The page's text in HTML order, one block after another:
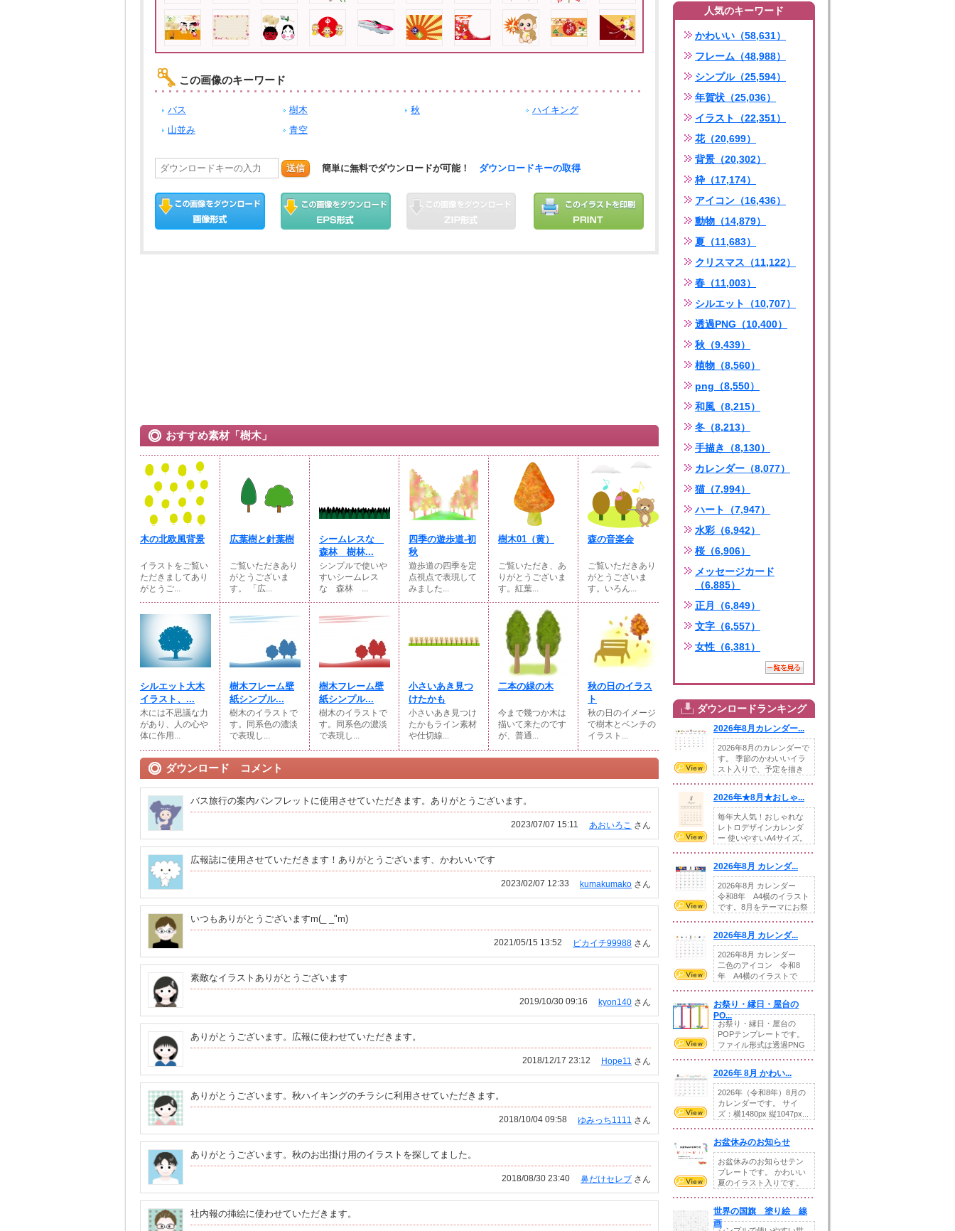
この画像のキーワード
バス 樹木 秋
ハイキング
山並み
青空
送信 簡単に無料でダウンロードが可能！ ダウンロードキーの取得
おすすめ素材「樹木」
木の北欧風背景
イラストをご覧い
ただきましてあり
がとうご...
広葉樹と針葉樹
ご覧いただきあり
がとうございま
す。 「広...
シームレスな
森林 樹林...
シンプルで使いや
すいシームレス
な 森林 ...
四季の遊歩道-初
秋
遊歩道の四季を定
点視点で表現して
みました...
樹木01（黄）
ご覧いただき、あ
りがとうございま
す。紅葉...
森の音楽会
ご覧いただきあり
がとうございま
す。いろん...
シルエット大木
イラスト、...
木には不思議な力
があり、人の心や
体に作用...
樹木フレーム壁
紙シンプル...
樹木のイラストで
す。同系色の濃淡
で表現し...
樹木フレーム壁
紙シンプル...
樹木のイラストで
す。同系色の濃淡
で表現し...
小さいあき見つ
けたかも
小さいあき見つけ
たかもライン素材
や仕切線...
二本の緑の木
今まで幾つか木は
描いて来たのです
が、普通...
秋の日のイラス
ト
秋の日のイメージ
で樹木とベンチの
イラスト...
ダウンロード コメント
バス旅行の案内パンフレットに使用させていただきます。ありがとうございます。
あおいろこ さん
2023/07/07 15:11
広報誌に使用させていただきます！ありがとうございます、かわいいです
kumakumako さん
2023/02/07 12:33
いつもありがとうございますm(_ _"m)
ピカイチ99988 さん
2021/05/15 13:52
素敵なイラストありがとうございます
kyon140 さん
2019/10/30 09:16
ありがとうございます。広報に使わせていただきます。
Hope11 さん
2018/12/17 23:12
ありがとうございます。秋ハイキングのチラシに利用させていただきます。
ゆみっち1111 さん
2018/10/04 09:58
ありがとうございます。秋のお出掛け用のイラストを探してました。
鼻だけセレブ さん
2018/08/30 23:40
社内報の挿絵に使わせていただきます。
人気のキーワード
かわいい（58,631）
フレーム（48,988）
シンプル（25,594）
年賀状（25,036）
イラスト（22,351）
花（20,699）
背景（20,302）
枠（17,174）
アイコン（16,436）
動物（14,879）
夏（11,683）
クリスマス（11,122）
春（11,003）
シルエット（10,707）
透過PNG（10,400）
秋（9,439）
植物（8,560）
png（8,550）
和風（8,215）
冬（8,213）
手描き（8,130）
カレンダー（8,077）
猫（7,994）
ハート（7,947）
水彩（6,942）
桜（6,906）
メッセージカード
（6,885）
正月（6,849）
文字（6,557）
女性（6,381）
ダウンロードランキング
2026年8月カレンダー...
2026年8月のカレンダーで
す。 季節のかわいいイラ
スト入りで、予定を描き
2026年★8月★おしゃ...
毎年大人気！おしゃれな
レトロデザインカレンダ
ー 使いやすいA4サイズ。
2026年8月 カレンダ...
2026年8月 カレンダー
令和8年 A4横のイラスト
です。8月をテーマにお祭
2026年8月 カレンダ...
2026年8月 カレンダー
二色のアイコン 令和8
年 A4横のイラストで
お祭り・縁日・屋台の
PO...
お祭り・縁日・屋台の
POPテンプレートです。
ファイル形式は透過PNG
2026年 8月 かわい...
2026年（令和8年）8月の
カレンダーです。 サイ
ズ：横1480px 縦1047px...
お盆休みのお知らせ
お盆休みのお知らせテン
プレートです。 かわいい
夏のイラスト入りです。
世界の国旗 塗り絵 線
画